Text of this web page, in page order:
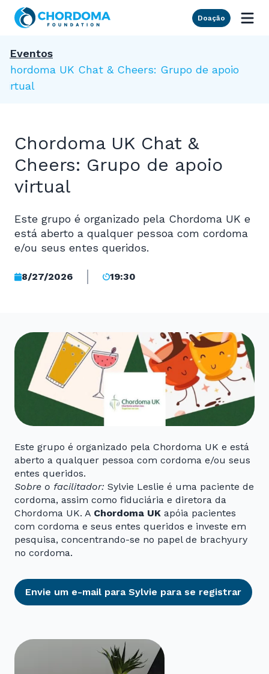
Skip to Main Content
Doação
Eventos
Chordoma UK Chat & Cheers: Grupo de apoio
virtual
Chordoma UK Chat &
Cheers: Grupo de apoio
virtual
Este grupo é organizado pela Chordoma UK e
está aberto a qualquer pessoa com cordoma
e/ou seus entes queridos.
8/27/2026 19:30
Este grupo é organizado pela Chordoma UK e está
aberto a qualquer pessoa com cordoma e/ou seus
entes queridos.
Sobre o facilitador: Sylvie Leslie é uma paciente de
cordoma, assim como fiduciária e diretora da
Chordoma UK. A Chordoma UK apóia pacientes
com cordoma e seus entes queridos e investe em
pesquisa, concentrando-se no papel de brachyury
no cordoma.
Envie um e-mail para Sylvie para se registrar